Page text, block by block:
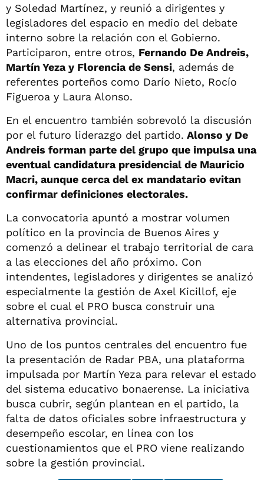
y Soledad Martínez, y reunió a dirigentes y
legisladores del espacio en medio del debate
interno sobre la relación con el Gobierno.
Participaron, entre otros, Fernando De Andreis,
Martín Yeza y Florencia de Sensi, además de
referentes porteños como Darío Nieto, Rocío
Figueroa y Laura Alonso.
En el encuentro también sobrevoló la discusión
por el futuro liderazgo del partido. Alonso y De
Andreis forman parte del grupo que impulsa una
eventual candidatura presidencial de Mauricio
Macri, aunque cerca del ex mandatario evitan
confirmar definiciones electorales.
La convocatoria apuntó a mostrar volumen
político en la provincia de Buenos Aires y
comenzó a delinear el trabajo territorial de cara
a las elecciones del año próximo. Con
intendentes, legisladores y dirigentes se analizó
especialmente la gestión de Axel Kicillof, eje
sobre el cual el PRO busca construir una
alternativa provincial.
Uno de los puntos centrales del encuentro fue
la presentación de Radar PBA, una plataforma
impulsada por Martín Yeza para relevar el estado
del sistema educativo bonaerense. La iniciativa
busca cubrir, según plantean en el partido, la
falta de datos oficiales sobre infraestructura y
desempeño escolar, en línea con los
cuestionamientos que el PRO viene realizando
sobre la gestión provincial.